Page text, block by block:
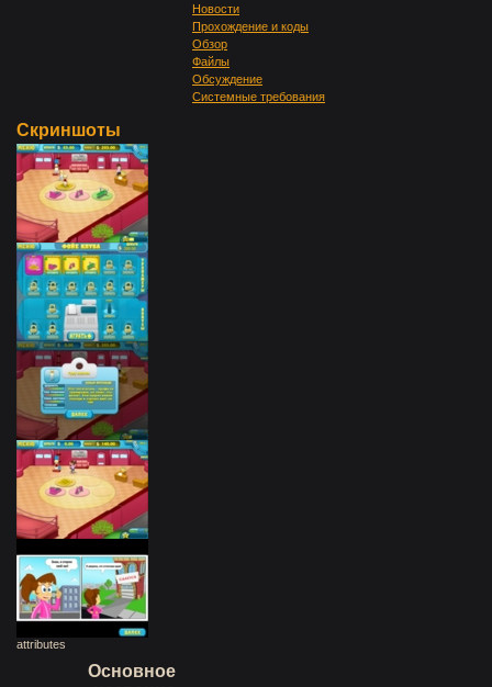
Новости
Прохождение и коды
Обзор
Файлы
Обсуждение
Системные требования
Скриншоты
attributes
Основное